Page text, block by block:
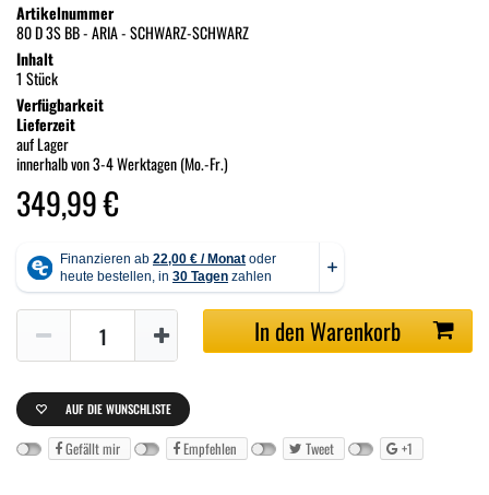
Artikelnummer
80 D 3S BB - ARIA - SCHWARZ-SCHWARZ
Inhalt
1 Stück
Verfügbarkeit
Lieferzeit
auf Lager
innerhalb von 3-4 Werktagen (Mo.-Fr.)
349,99 €
In den Warenkorb
AUF DIE WUNSCHLISTE
Gefällt mir Empfehlen Tweet +1